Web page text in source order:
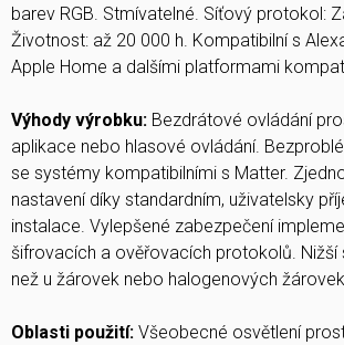
barev RGB. Stmívatelné. Síťový protokol:
Životnost: až 20 000 h. Kompatibilní s
Apple Home a dalšími platformami
Výhody výrobku: Bezdrátové ovládání
aplikace nebo hlasové ovládání.
se systémy kompatibilními s Matter.
nastavení díky standardním, uživatelsky
instalace. Vylepšené zabezpečení
šifrovacích a ověřovacích protokolů. Nižší
než u žárovek nebo halogenových
Oblasti použití: Všeobecné osvětlení